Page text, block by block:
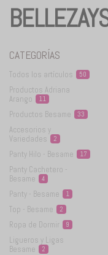
CATEGORÍAS
Todos los artículos 50
Productos Adriana
Arango
11
Productos Besame 33
Accesorios y
Variedades
2
Panty Hilo - Besame 17
Panty Cachetero -
Besame
4
Panty - Besame 1
Top - Besame 2
Ropa de Dormir 9
Ligueros y Ligas
Besame
2